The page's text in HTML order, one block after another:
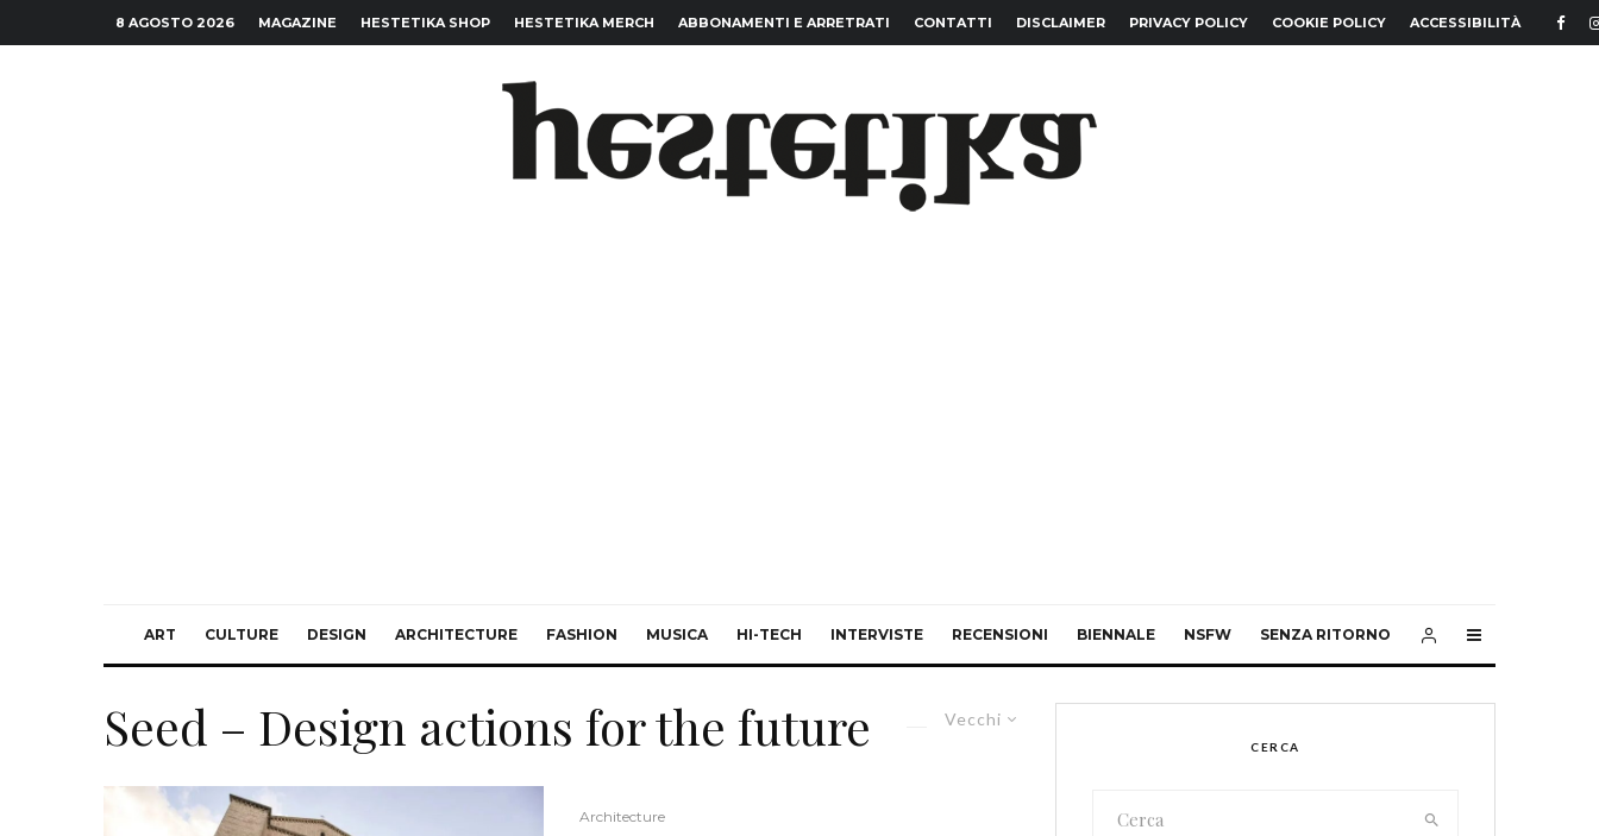
8 AGOSTO 2026 MAGAZINE HESTETIKA SHOP HESTETIKA MERCH ABBONAMENTI E ARRETRATI CONTATTI DISCLAIMER PRIVACY POLICY COOKIE POLICY ACCESSIBILITÀ
ART CULTURE DESIGN ARCHITECTURE FASHION MUSICA HI-TECH INTERVISTE RECENSIONI BIENNALE NSFW SENZA RITORNO
Vecchi
Seed – Design actions for the future
Architecture
CERCA